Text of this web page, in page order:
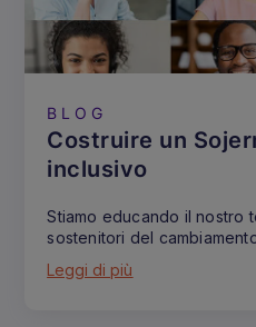
BLOG
Costruire un
inclusivo
Stiamo educando il nostro
sostenitori del
Leggi di più